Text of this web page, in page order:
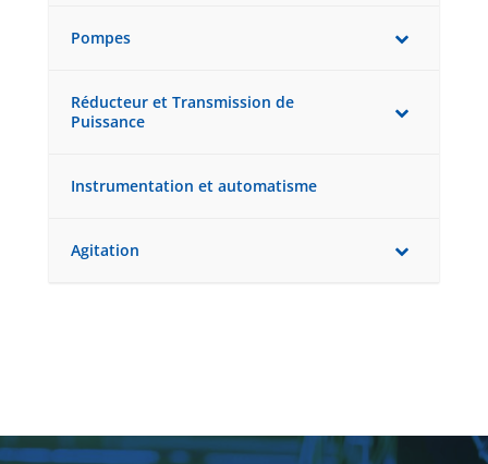
Pompes
Réducteur et Transmission de
Puissance
Instrumentation et automatisme
Agitation